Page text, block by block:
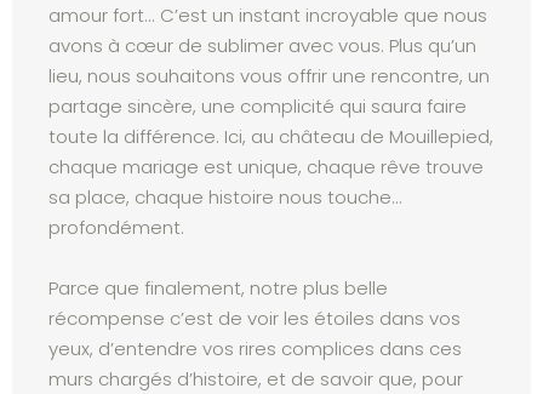
amour fort... C’est un instant incroyable que nous
avons à cœur de sublimer avec vous. Plus qu’un
lieu, nous souhaitons vous offrir une rencontre, un
partage sincère, une complicité qui saura faire
toute la différence. Ici, au château de Mouillepied,
chaque mariage est unique, chaque rêve trouve
sa place, chaque histoire nous touche…
profondément.
Parce que finalement, notre plus belle
récompense c’est de voir les étoiles dans vos
yeux, d’entendre vos rires complices dans ces
murs chargés d’histoire, et de savoir que, pour